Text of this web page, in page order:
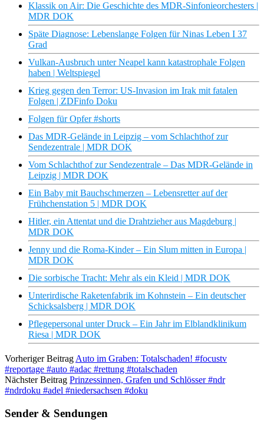
Klassik on Air: Die Geschichte des MDR-Sinfonieorchesters |
MDR DOK
Späte Diagnose: Lebenslange Folgen für Ninas Leben I 37
Grad
Vulkan-Ausbruch unter Neapel kann katastrophale Folgen
haben | Weltspiegel
Krieg gegen den Terror: US-Invasion im Irak mit fatalen
Folgen | ZDFinfo Doku
Folgen für Opfer #shorts
Das MDR-Gelände in Leipzig – vom Schlachthof zur
Sendezentrale | MDR DOK
Vom Schlachthof zur Sendezentrale – Das MDR-Gelände in
Leipzig | MDR DOK
Ein Baby mit Bauchschmerzen – Lebensretter auf der
Frühchenstation 5 | MDR DOK
Hitler, ein Attentat und die Drahtzieher aus Magdeburg |
MDR DOK
Jenny und die Roma-Kinder – Ein Slum mitten in Europa |
MDR DOK
Die sorbische Tracht: Mehr als ein Kleid | MDR DOK
Unterirdische Raketenfabrik im Kohnstein – Ein deutscher
Schicksalsberg | MDR DOK
Pflegepersonal unter Druck – Ein Jahr im Elblandklinikum
Riesa | MDR DOK
Vorheriger Beitrag Auto im Graben: Totalschaden! #focustv
#reportage #auto #adac #rettung #totalschaden
Nächster Beitrag Prinzessinnen, Grafen und Schlösser #ndr
#ndrdoku #adel #niedersachsen #doku
Sender & Sendungen